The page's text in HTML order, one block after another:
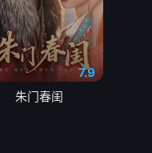
7.9
朱门春闺